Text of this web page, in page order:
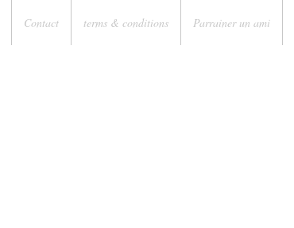
Contact terms & conditions Parrainer un ami